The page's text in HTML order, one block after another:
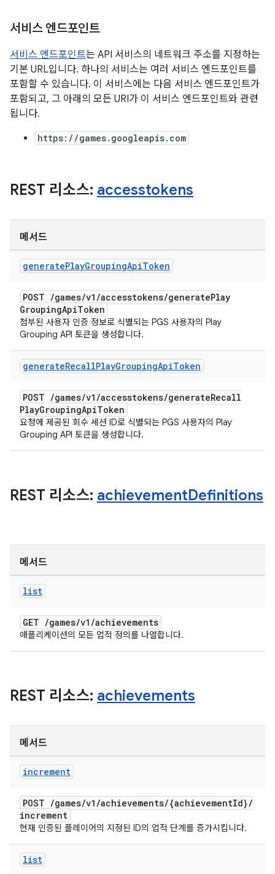
서비스 엔드포인트
서비스 엔드포인트는 API 서비스의 네트워크 주소를 지정하는
기본 URL입니다. 하나의 서비스는 여러 서비스 엔드포인트를
포함할 수 있습니다. 이 서비스에는 다음 서비스 엔드포인트가
포함되고, 그 아래의 모든 URI가 이 서비스 엔드포인트와 관련
됩니다.
https://games.googleapis.com
REST 리소스: accesstokens
메서드
generatePlayGroupingApiToken
POST /games/v1 /accesstokens/generatePlay
GroupingApiToken
첨부된 사용자 인증 정보로 식별되는 PGS 사용자의 Play
Grouping API 토큰을 생성합니다.
generateRecallPlayGroupingApiToken
POST /games/v1 /accesstokens/generateRecall
PlayGroupingApiToken
요청에 제공된 회수 세션 ID로 식별되는 PGS 사용자의 Play
Grouping API 토큰을 생성합니다.
REST 리소스: achievementDefinitions
메서드
list
GET /games/v1 /achievements
애플리케이션의 모든 업적 정의를 나열합니다.
REST 리소스: achievements
메서드
increment
POST /games/v1 /achievements/{achievementId}/
increment
현재 인증된 플레이어의 지정된 ID의 업적 단계를 증가시킵니다.
list